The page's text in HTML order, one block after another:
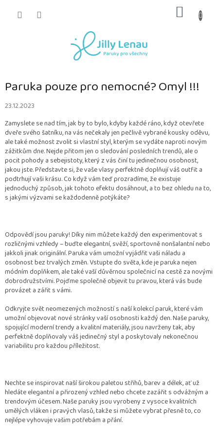
KOŠÍK
Paruka pouze pro nemocné? Omyl !!!
23.12.2023
Zamyslete se nad tím, jak by to bylo, kdyby každé ráno, když otevřete
dveře svého šatníku, na vás nečekaly jen pečlivě vybrané kousky oděvu,
ale také možnost zvolit si vlastní styl, kterým se vydáte naproti novým
zážitkům dne. Nejde přitom jen o sledování posledních trendů, ale o
pocit pohody a sebejistoty, který z vás činí tu jedinečnou osobnost,
jakou jste. Představte si, že vaše vlasy perfektně doplňují váš outfit a
podtrhují vaši krásu. Co když vám teď prozradíme, že existuje
jednoduchý způsob, jak tohoto efektu dosáhnout, a to bez ohledu na to,
s jakými výzvami se každodenně potýkáte?
Odpovědí jsou paruky! Díky nim můžete každý den experimentovat s
rozličnými vzhledy – buďte elegantní, svěží, sportovně nonšalantní nebo
jakkoli jinak originální. Paruka vám umožní vyjádřit vaši náladu a
osobnost bez trvalých změn. Vstupte do světa, kde je paruka nejen
módním doplňkem, ale také vaší důvěrnou společnicí na cestě za novými
dobrodružstvími. Pojďme společně objevit tu pravou, která vás bude
provázet a zářit s vámi.
Odkryjte svět neomezených možností s naší kolekcí paruk, které vám
umožní objevovat nové stránky vaší osobnosti každý den. Naše paruky,
spojující moderní trendy a kvalitní materiály, jsou navrženy tak, aby
perfektně doplňovaly váš jedinečný styl a poskytovaly nekonečnou
variabilitu pro každou příležitost.
Nechte se inspirovat naší širokou paletou střihů, barev a délek, ať už
hledáte elegantní a přirozený vzhled nebo chcete zazářit s odvážným a
trendovým účesem. Naše paruky jsou vyrobeny z vysoce kvalitních
umělých vláken i pravých vlasů, takže si můžete vybrat přesně to, co
nejlépe vyhovuje vašim potřebám a přání.